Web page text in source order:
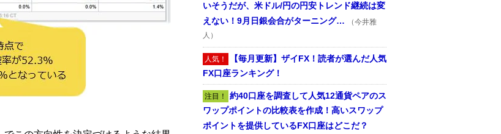
いそうだが、米ドル/円の円安トレンド継続は変
えない！9月日銀会合がターニング…
（今井雅
人）
人気！ 【毎月更新】ザイFX！読者が選んだ人気
FX口座ランキング！
注目！ 約40口座を調査して人気12通貨ペアのス
ワップポイントの比較表を作成！高いスワップ
ポイントを提供しているFX口座はどこだ？